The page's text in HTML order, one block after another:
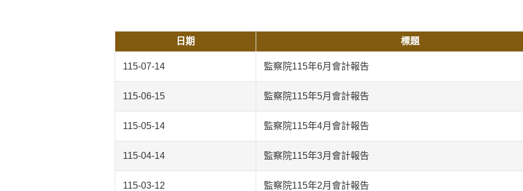
日期 標題
115-07-14 監察院115年6月會計報告
115-06-15 監察院115年5月會計報告
115-05-14 監察院115年4月會計報告
115-04-14 監察院115年3月會計報告
115-03-12 監察院115年2月會計報告